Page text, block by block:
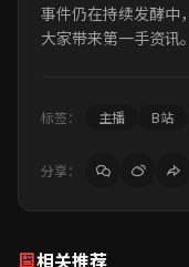
事件仍在持续发酵中
大家带来第一手资讯。
标签： 主播 B站
分享：
相关推荐